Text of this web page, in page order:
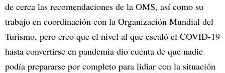
de cerca las recomendaciones de la OMS, así como su
trabajo en coordinación con la Organización Mundial del
Turismo, pero creo que el nivel al que escaló el COVID-19
hasta convertirse en pandemia dio cuenta de que nadie
podía prepararse por completo para lidiar con la situación